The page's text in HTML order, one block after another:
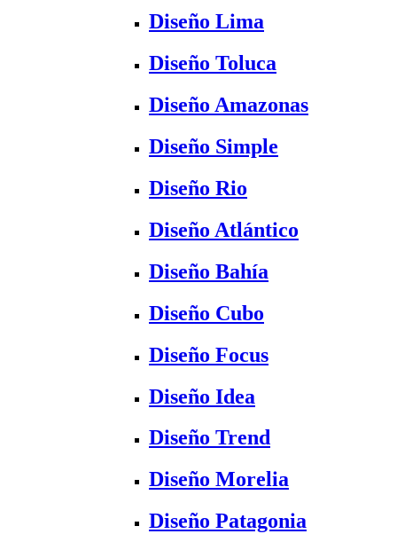
Diseño Lima
Diseño Toluca
Diseño Amazonas
Diseño Simple
Diseño Rio
Diseño Atlántico
Diseño Bahía
Diseño Cubo
Diseño Focus
Diseño Idea
Diseño Trend
Diseño Morelia
Diseño Patagonia